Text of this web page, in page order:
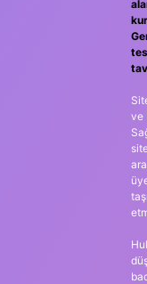
ve